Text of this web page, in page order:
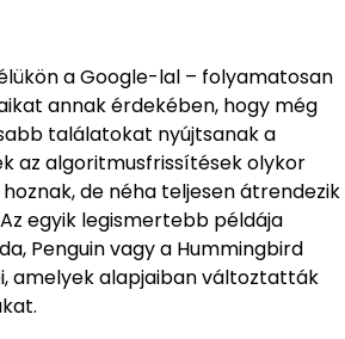
a Google-lal – folyamatosan
annak érdekében, hogy még
találatokat nyújtsanak a
az algoritmusfrissítések olykor
de néha teljesen átrendezik
egyik legismertebb példája
Penguin vagy a Hummingbird
amelyek alapjaiban változtatták